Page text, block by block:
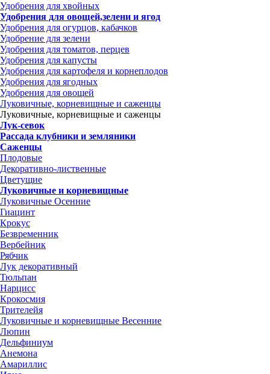
Удобрения для хвойных
Удобрения для овощей,зелени и ягод
Удобрения для огурцов, кабачков
Удобрение для зелени
Удобрения для томатов, перцев
Удобрения для капусты
Удобрения для картофеля и корнеплодов
Удобрения для ягодных
Удобрения для овощей
Луковичные, корневищные и саженцы
Луковичные, корневищные и саженцы
Лук-севок
Рассада клубники и земляники
Саженцы
Плодовые
Декоративно-лиственные
Цветущие
Луковичные и корневищные
Луковичные Осенние
Гиацинт
Крокус
Безвременник
Вербейник
Рябчик
Лук декоративный
Тюльпан
Нарцисс
Крокосмия
Трителейя
Луковичные и корневищные Весенние
Люпин
Дельфиниум
Анемона
Амариллис